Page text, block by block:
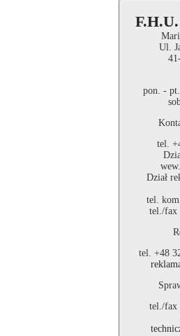
Ul.
pon. -
tel.
Dział
tel.
tel./fax
tel. +48
tel./fax